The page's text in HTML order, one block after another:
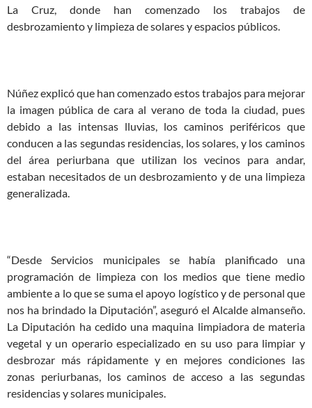
La Cruz, donde han comenzado los trabajos de
desbrozamiento y limpieza de solares y espacios públicos.
Núñez explicó que han comenzado estos trabajos para mejorar
la imagen pública de cara al verano de toda la ciudad, pues
debido a las intensas lluvias, los caminos periféricos que
conducen a las segundas residencias, los solares, y los caminos
del área periurbana que utilizan los vecinos para andar,
estaban necesitados de un desbrozamiento y de una limpieza
generalizada.
“Desde Servicios municipales se había planificado una
programación de limpieza con los medios que tiene medio
ambiente a lo que se suma el apoyo logístico y de personal que
nos ha brindado la Diputación”, aseguró el Alcalde almanseño.
La Diputación ha cedido una maquina limpiadora de materia
vegetal y un operario especializado en su uso para limpiar y
desbrozar más rápidamente y en mejores condiciones las
zonas periurbanas, los caminos de acceso a las segundas
residencias y solares municipales.